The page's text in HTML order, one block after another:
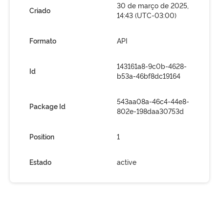
Criado
30 de março de 2025,
14:43 (UTC-03:00)
Formato API
Id
143161a8-9c0b-4628-
b53a-46bf8dc19164
Package Id
543aa08a-46c4-44e8-
802e-198daa30753d
Position 1
Estado active